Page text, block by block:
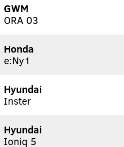
GWM
ORA 03
Honda
e:Ny1
Hyundai
Inster
Hyundai
Ioniq 5